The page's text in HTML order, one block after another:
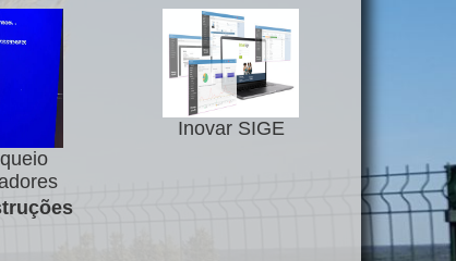
Inovar SIGE